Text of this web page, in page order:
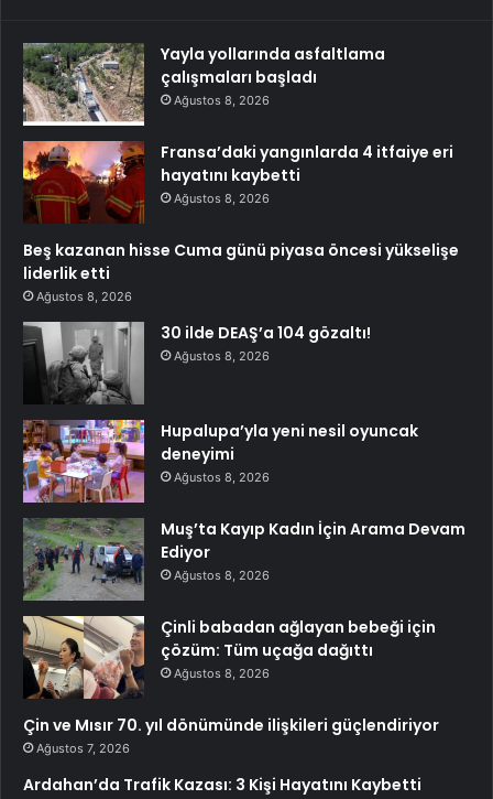
Yayla yollarında asfaltlama
çalışmaları başladı
Ağustos 8, 2026
Fransa’daki yangınlarda 4 itfaiye eri
hayatını kaybetti
Ağustos 8, 2026
Beş kazanan hisse Cuma günü piyasa öncesi yükselişe
liderlik etti
Ağustos 8, 2026
30 ilde DEAŞ’a 104 gözaltı!
Ağustos 8, 2026
Hupalupa’yla yeni nesil oyuncak
deneyimi
Ağustos 8, 2026
Muş’ta Kayıp Kadın İçin Arama Devam
Ediyor
Ağustos 8, 2026
Çinli babadan ağlayan bebeği için
çözüm: Tüm uçağa dağıttı
Ağustos 8, 2026
Çin ve Mısır 70. yıl dönümünde ilişkileri güçlendiriyor
Ağustos 7, 2026
Ardahan’da Trafik Kazası: 3 Kişi Hayatını Kaybetti